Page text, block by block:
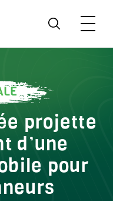
projette
d’une
pour